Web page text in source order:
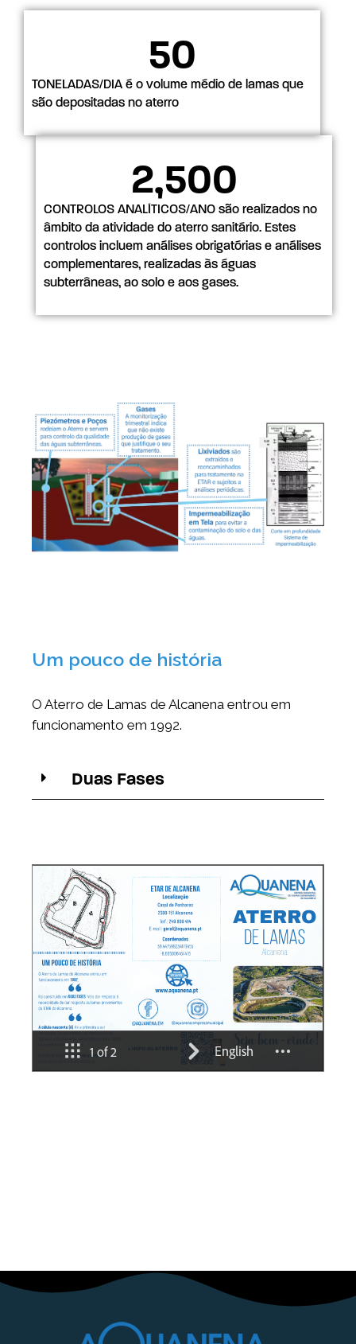
TONELADAS/DIA é o volume médio de lamas que
são depositadas no aterro
50
CONTROLOS ANALÍTICOS/ANO são realizados no
âmbito da atividade do aterro sanitário. Estes
controlos incluem análises obrigatórias e análises
complementares, realizadas às águas
subterrâneas, ao solo e aos gases.
2,500
Um pouco de história
O Aterro de Lamas de Alcanena entrou em
funcionamento em 1992.
Duas Fases